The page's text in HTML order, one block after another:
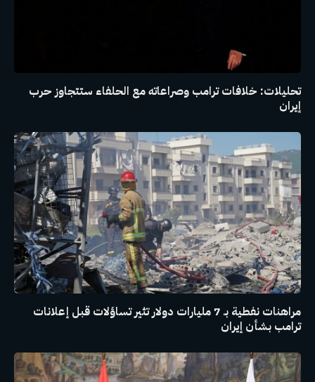
تحليلات: خلافات ترامب وصراعاته مع الحلفاء ستتجاوز حرب
إيران
مراهنات نفطية بـ 7 مليارات دولار تثير تساؤلات قبل إعلانات
ترامب بشأن إيران